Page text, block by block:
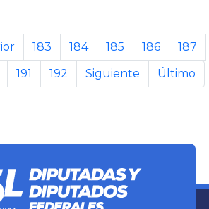
183 184 185 186
187
191 192 Siguiente Último